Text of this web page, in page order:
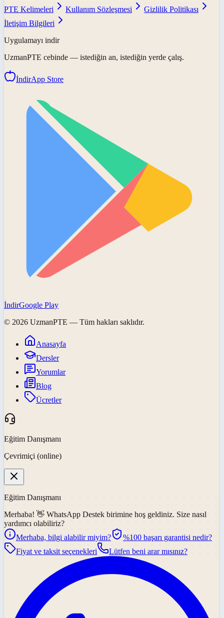
PTE Kelimeleri
Kullanım Sözleşmesi
Gizlilik Politikası
İletişim Bilgileri
Uygulamayı indir
UzmanPTE cebinde — istediğin an, istediğin yerde çalış.
İndirApp Store
İndirGoogle Play
© 2026 UzmanPTE — Tüm hakları saklıdır.
Anasayfa
Dersler
Yorumlar
Blog
Ücretler
Eğitim Danışmanı
Çevrimiçi (online)
Eğitim Danışmanı
Merhaba! 👋 WhatsApp Destek birimine hoş geldiniz. Size nasıl
yardımcı olabiliriz?
Merhaba, bilgi alabilir miyim?
%100 başarı garantisi nedir?
Fiyat ve taksit seçenekleri
Lütfen beni arar mısınız?